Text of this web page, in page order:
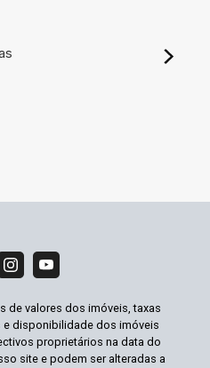
de valores dos imóveis, taxas
disponibilidade dos imóveis
proprietários na data do
site e podem ser alteradas a